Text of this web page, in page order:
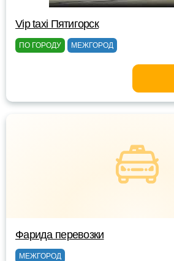
Vip taxi Пятигорск
ПО ГОРОДУ МЕЖГОРОД
Фарида перевозки
МЕЖГОРОД